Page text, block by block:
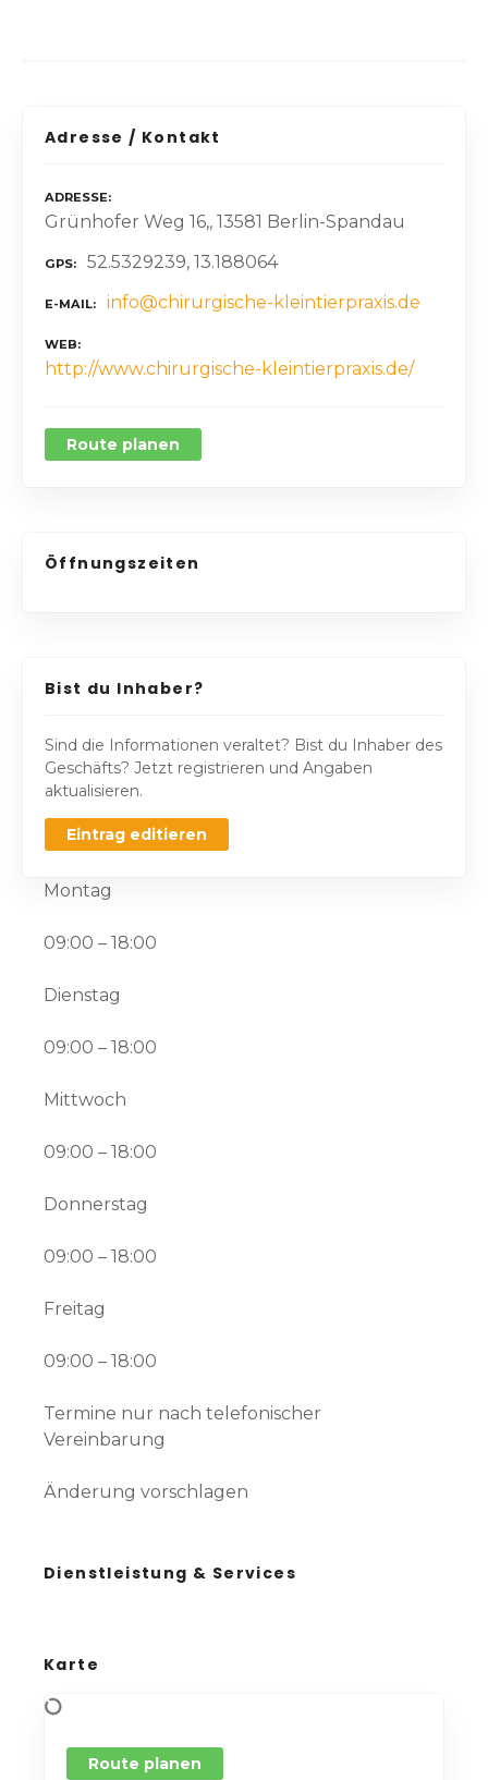
Adresse / Kontakt
ADRESSE
Grünhofer Weg 16,, 13581 Berlin-Spandau
GPS 52.5329239, 13.188064
E-MAIL info@chirurgische-kleintierpraxis.de
WEB
http://www.chirurgische-kleintierpraxis.de/
Route planen
Öffnungszeiten
Bist du Inhaber?
Sind die Informationen veraltet? Bist du Inhaber des
Geschäfts? Jetzt registrieren und Angaben
aktualisieren.
Eintrag editieren
Montag
09:00 – 18:00
Dienstag
09:00 – 18:00
Mittwoch
09:00 – 18:00
Donnerstag
09:00 – 18:00
Freitag
09:00 – 18:00
Termine nur nach telefonischer
Vereinbarung
Änderung vorschlagen
Dienstleistung & Services
Karte
Route planen